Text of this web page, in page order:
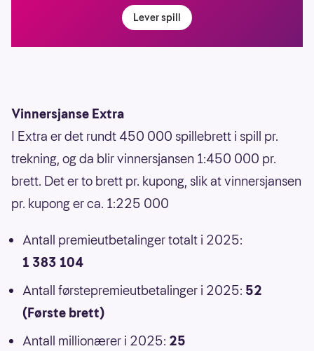
Lever spill
Vinnersjanse Extra
I Extra er det rundt 450 000 spillebrett i spill pr.
trekning, og da blir vinnersjansen 1:450 000 pr.
brett. Det er to brett pr. kupong, slik at vinnersjansen
pr. kupong er ca. 1:225 000
Antall premieutbetalinger totalt i 2025:
1 383 104
Antall førstepremieutbetalinger i 2025: 52
(Første brett)
Antall millionærer i 2025: 25